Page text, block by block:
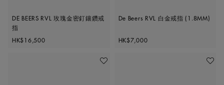
DE BEERS RVL 玫瑰金密釘鑲鑽戒
指
Original price
HK$16,500
De Beers RVL 白金戒指 (1.8MM)
Original price
HK$7,000
加入喜愛清單 加入喜